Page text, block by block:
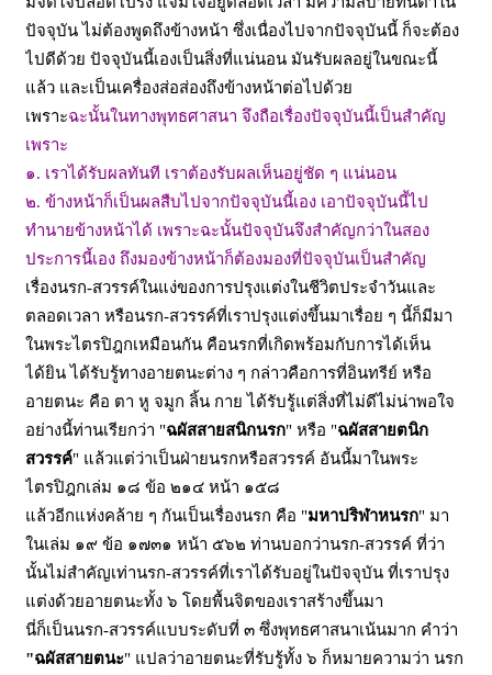
ปัจจุบันไม่ต้องพูดถึงข้างหน้า ซึ่งเนื่องไปจากปัจจุบันนี้ ก็จะต้อง
ไปดีด้วย ปัจจุบันนี้เองเป็นสิ่งที่แน่นอน มันรับผลอยู่ในขณะนี้
แล้ว และเป็นเครื่องส่อส่องถึงข้างหน้าต่อไปด้วย
เพราะฉะนั้นในทางพุทธศาสนา จึงถือเรื่องปัจจุบันนี้เป็นสำคัญ
เพราะ
๑. เราได้รับผลทันที เราต้องรับผลเห็นอยู่ชัด ๆ แน่นอน
๒. ข้างหน้าก็เป็นผลสืบไปจากปัจจุบันนี้เอง เอาปัจจุบันนี้ไป
ทำนายข้างหน้าได้ เพราะฉะนั้นปัจจุบันจึงสำคัญกว่าในสอง
ประการนี้เอง ถึงมองข้างหน้าก็ต้องมองที่ปัจจุบันเป็นสำคัญ
เรื่องนรก-สวรรค์ในแง่ของการปรุงแต่งในชีวิตประจำวันและ
ตลอดเวลา หรือนรก-สวรรค์ที่เราปรุงแต่งขึ้นมาเรื่อย ๆ นี้ก็มีมา
ในพระไตรปิฎกเหมือนกัน คือนรกที่เกิดพร้อมกับการได้เห็น
ได้ยิน ได้รับรู้ทางอายตนะต่าง ๆ กล่าวคือการที่อินทรีย์ หรือ
อายตนะ คือ ตา หู จมูก ลิ้น กาย ได้รับรู้แต่สิ่งที่ไม่ดีไม่น่าพอใจ
อย่างนี้ท่านเรียกว่า "ฉผัสสายสนิกนรก" หรือ "ฉผัสสายตนิก
สวรรค์" แล้วแต่ว่าเป็นฝ่ายนรกหรือสวรรค์ อันนี้มาในพระ
ไตรปิฎกเล่ม ๑๘ ข้อ ๒๑๔ หน้า ๑๕๘
แล้วอีกแห่งคล้าย ๆ กันเป็นเรื่องนรก คือ "มหาปริฬาหนรก" มา
ในเล่ม ๑๙ ข้อ ๑๗๓๑ หน้า ๕๖๒ท่านบอกว่านรก-สวรรค์ ที่ว่า
นั้นไม่สำคัญเท่านรก-สวรรค์ที่เราได้รับอยู่ในปัจจุบัน ที่เราปรุง
แต่งด้วยอายตนะทั้ง ๖ โดยพื้นจิตของเราสร้างขึ้นมา
นี่ก็เป็นนรก-สวรรค์แบบระดับที่ ๓ ซึ่งพุทธศาสนาเน้นมาก คำว่า
"ฉผัสสายตนะ" แปลว่าอายตนะที่รับรู้ทั้ง ๖ ก็หมายความว่า นรก